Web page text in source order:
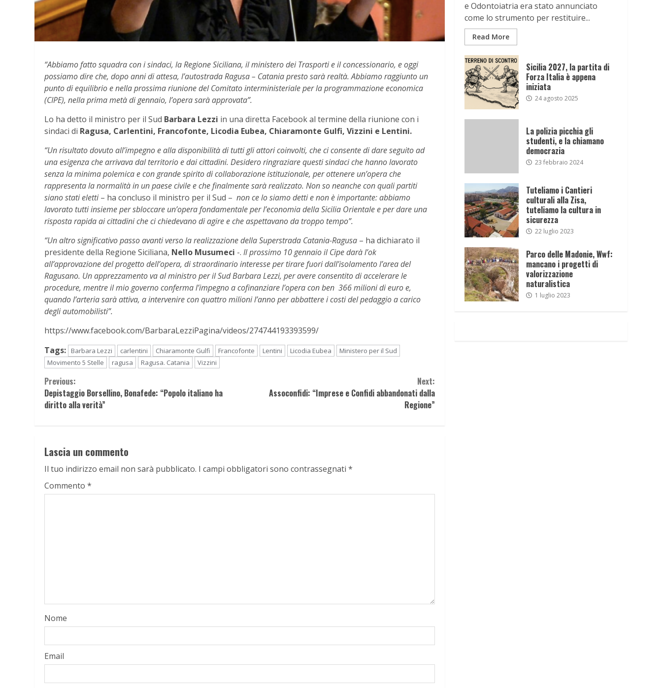
“Abbiamo fatto squadra con i sindaci, la Regione Siciliana, il ministero dei Trasporti e il concessionario, e oggi
possiamo dire che, dopo anni di attesa, l’autostrada Ragusa – Catania presto sarà realtà. Abbiamo raggiunto un
punto di equilibrio e nella prossima riunione del Comitato interministeriale per la programmazione economica
(CIPE), nella prima metà di gennaio, l’opera sarà approvata”.
Lo ha detto il ministro per il Sud Barbara Lezzi in una diretta Facebook al termine della riunione con i
sindaci di Ragusa, Carlentini, Francofonte, Licodia Eubea, Chiaramonte Gulfi, Vizzini e Lentini.
“Un risultato dovuto all’impegno e alla disponibilità di tutti gli attori coinvolti, che ci consente di dare seguito ad
una esigenza che arrivava dal territorio e dai cittadini. Desidero ringraziare questi sindaci che hanno lavorato
senza la minima polemica e con grande spirito di collaborazione istituzionale, per ottenere un’opera che
rappresenta la normalità in un paese civile e che finalmente sarà realizzato. Non so neanche con quali partiti
siano stati eletti– ha concluso il ministro per il Sud – non ce lo siamo detti e non è importante: abbiamo
lavorato tutti insieme per sbloccare un’opera fondamentale per l’economia della Sicilia Orientale e per dare una
risposta rapida ai cittadini che ci chiedevano di agire e che aspettavano da troppo tempo”.
“Un altro significativo passo avanti verso la realizzazione della Superstrada Catania-Ragusa – ha dichiarato il
presidente della Regione Siciliana, Nello Musumeci -. Il prossimo 10 gennaio il Cipe darà l’ok
all’approvazione del progetto dell’opera, di straordinario interesse per tirare fuori dall’isolamento l’area del
Ragusano. Un apprezzamento va al ministro per il Sud Barbara Lezzi, per avere consentito di accelerare le
procedure, mentre il mio governo conferma l’impegno a cofinanziare l’opera con ben 366 milioni di euro e,
quando l’arteria sarà attiva, a intervenire con quattro milioni l’anno per abbattere i costi del pedaggio a carico
degli automobilisti”.
https://www.facebook.com/BarbaraLezziPagina/videos/274744193393599/
Tags:
Barbara Lezzi carlentini Chiaramonte Gulfi Francofonte Lentini Licodia Eubea
Ministero per il Sud
Movimento 5 Stelle
ragusa Ragusa. Catania Vizzini
Continue
Reading
Previous:
Depistaggio Borsellino, Bonafede: “Popolo italiano ha
diritto alla verità”
Next:
Assoconfidi: “Imprese e Confidi abbandonati dalla
Regione”
Lascia un commento
Il tuo indirizzo email non sarà pubblicato. I campi obbligatori sono contrassegnati *
Commento *
Nome
Email
e Odontoiatria era stato annunciato
come lo strumento per restituire...
Read More
Sicilia 2027, la partita di
Forza Italia è appena
iniziata
24 agosto 2025
La polizia picchia gli
studenti, e la chiamano
democrazia
23 febbraio 2024
Tuteliamo i Cantieri
culturali alla Zisa,
tuteliamo la cultura in
sicurezza
22 luglio 2023
Parco delle Madonie, Wwf:
mancano i progetti di
valorizzazione
naturalistica
1 luglio 2023